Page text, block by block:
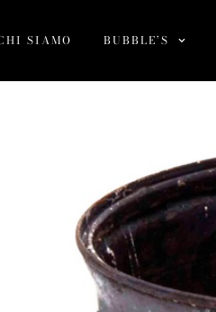
SIAMO BUBBLE’S